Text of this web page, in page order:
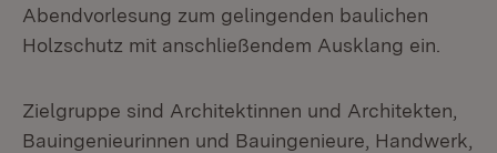
Abendvorlesung zum gelingenden baulichen
Holzschutz mit anschließendem Ausklang ein.
Zielgruppe sind Architektinnen und Architekten,
Bauingenieurinnen und Bauingenieure, Handwerk,